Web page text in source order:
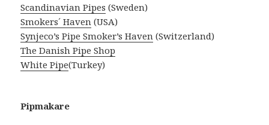
Scandinavian Pipes (Sweden)
Smokers´ Haven (USA)
Synjeco’s Pipe Smoker’s Haven (Switzerland)
The Danish Pipe Shop
White Pipe(Turkey)
Pipmakare